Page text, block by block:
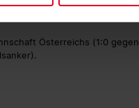
bei der TSG
Österreichs (1:0